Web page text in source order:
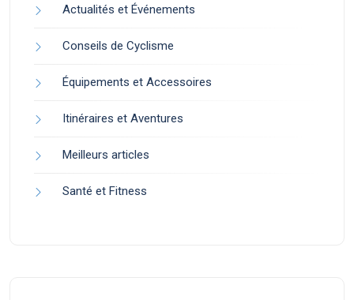
Actualités et Événements
Conseils de Cyclisme
Équipements et Accessoires
Itinéraires et Aventures
Meilleurs articles
Santé et Fitness